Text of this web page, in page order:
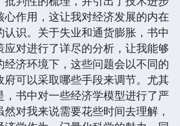
心作用，这让我对经济发展的内在
识。关于失业和通货膨胀，书中
应对进行了详尽的分析，让我能够
经济环境下，这些问题会以不同的
府可以采取哪些手段来调节。尤其
，书中对一些经济学模型进行了严
对我来说需要花些时间去理解，